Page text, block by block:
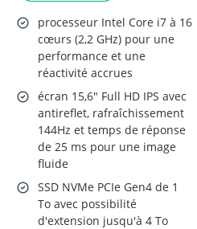
processeur Intel Core i7 à 16
cœurs (2,2 GHz) pour une
performance et une
réactivité accrues
écran 15,6" Full HD IPS avec
antireflet, rafraîchissement
144Hz et temps de réponse
de 25 ms pour une image
fluide
SSD NVMe PCIe Gen4 de 1
To avec possibilité
d'extension jusqu'à 4 To